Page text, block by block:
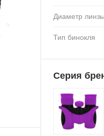
Диаметр
Тип бинокля
Серия